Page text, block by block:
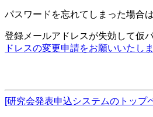
パスワードを忘れてしまった場合は
登録メールアドレスが失効して仮
ドレスの変更申請をお願いいたし
[研究会発表申込システムのトップ